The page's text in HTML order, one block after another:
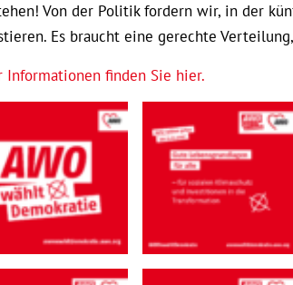
Von der Politik fordern wir, in der
Es braucht eine gerechte
Informationen finden Sie hier.